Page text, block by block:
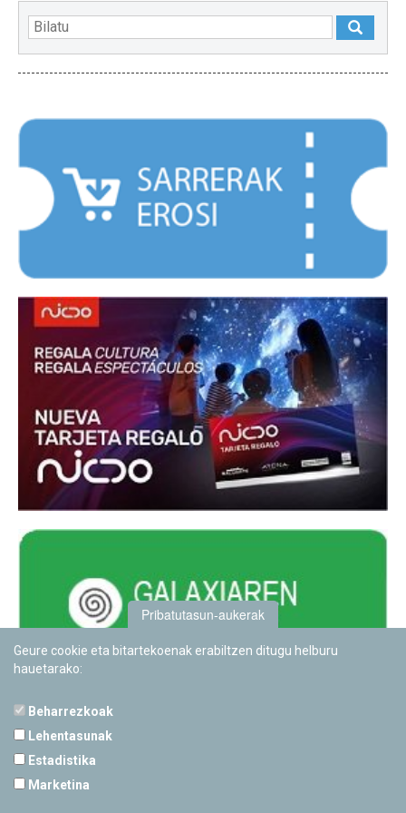
Pribatutasun-aukerak
Geure cookie eta bitartekoenak erabiltzen ditugu helburu
hauetarako:
Beharrezkoak
Lehentasunak
Estadistika
Marketina